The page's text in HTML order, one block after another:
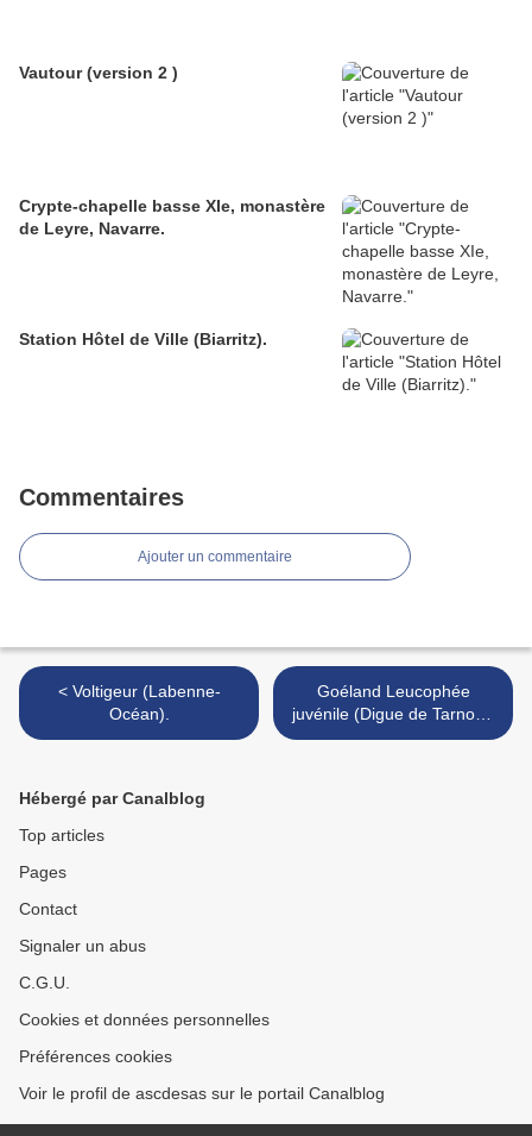
Vautour (version 2 )
Crypte-chapelle basse XIe, monastère
de Leyre, Navarre.
Station Hôtel de Ville (Biarritz).
Commentaires
Ajouter un commentaire
< Voltigeur (Labenne-
Océan).
Goéland Leucophée
juvénile (Digue de Tarnos).
>
Hébergé par Canalblog
Top articles
Pages
Contact
Signaler un abus
C.G.U.
Cookies et données personnelles
Préférences cookies
Voir le profil de ascdesas sur le portail Canalblog